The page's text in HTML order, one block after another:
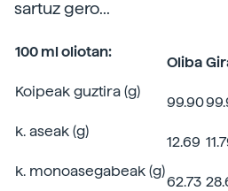
sartuz gero...
100 ml oliotan:
Oliba
Koipeak guztira (g)
99.90
k. aseak (g)
12.69
k. monoasegabeak (g)
62.73